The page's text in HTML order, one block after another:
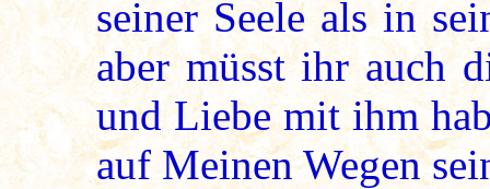
seiner Seele als in
aber müsst ihr auch
und Liebe mit ihm
auf Meinen Wegen